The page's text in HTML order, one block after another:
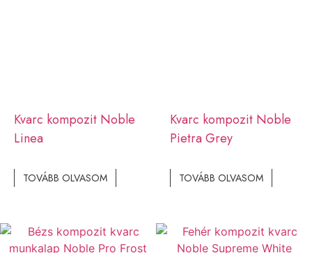
Kvarc kompozit Noble
Linea
TOVÁBB OLVASOM
Kvarc kompozit Noble
Pietra Grey
TOVÁBB OLVASOM